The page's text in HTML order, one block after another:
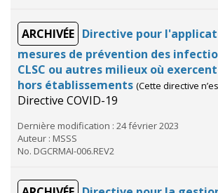
ARCHIVÉE Directive pour
mesures de prévention des
CLSC ou autres milieux où
hors établissements (Cette directive
Directive COVID-19
Dernière modification : 24 février 2023
Auteur : MSSS
No. DGCRMAI-006.REV2